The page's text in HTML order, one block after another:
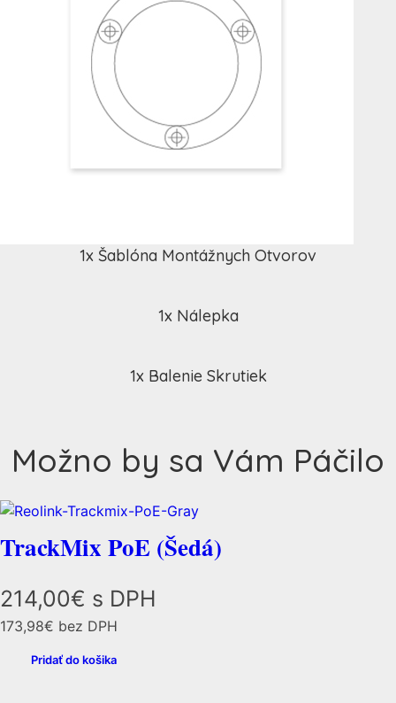
1x Šablóna Montážnych Otvorov
1x Nálepka
1x Balenie Skrutiek
Možno by sa Vám Páčilo
TrackMix PoE (Šedá)
214,00€ s DPH
173,98€ bez DPH
Pridať do košika